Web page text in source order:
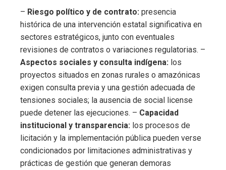
– Riesgo político y de contrato: presencia
histórica de una intervención estatal significativa en
sectores estratégicos, junto con eventuales
revisiones de contratos o variaciones regulatorias. –
Aspectos sociales y consulta indígena: los
proyectos situados en zonas rurales o amazónicas
exigen consulta previa y una gestión adecuada de
tensiones sociales; la ausencia de social license
puede detener las ejecuciones. – Capacidad
institucional y transparencia: los procesos de
licitación y la implementación pública pueden verse
condicionados por limitaciones administrativas y
prácticas de gestión que generan demoras